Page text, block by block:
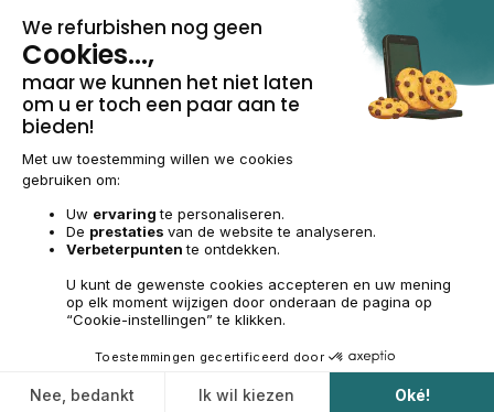
100% beveiligde betaling
Wettelijke vermeldingen & AGBeheer van cookies
Algemene verkoopvoorwaarden
Toegankelijkheid
© 2009-2026 RECOMMERCE - Alle rechten voorbehouden.